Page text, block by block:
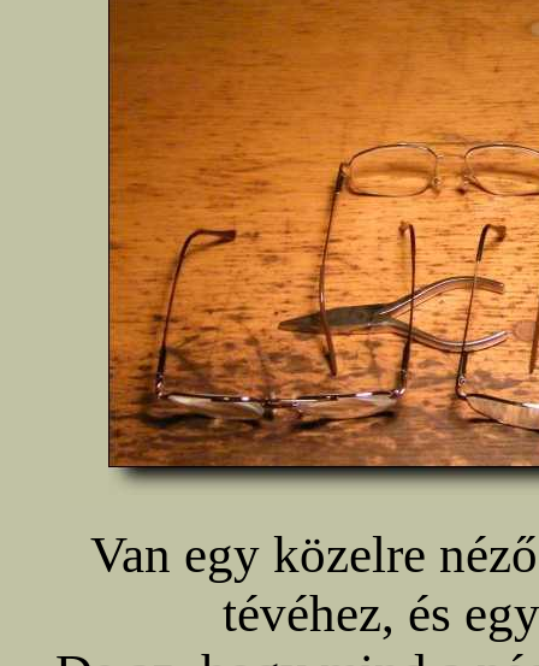
Van egy közelre
tévéhez, és